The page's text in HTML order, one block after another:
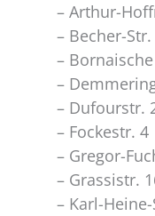
– Arthur-
– Becher-
–
–
– Dufourstr.
– Fockestr. 4
– Gregor-
– Grassistr.
– Karl-